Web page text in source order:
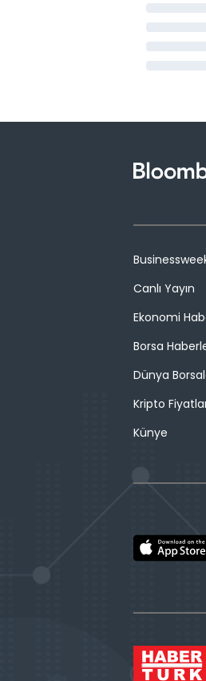
Canlı Yayın
Ekonomi
Borsa
Dünya
Kripto
Künye